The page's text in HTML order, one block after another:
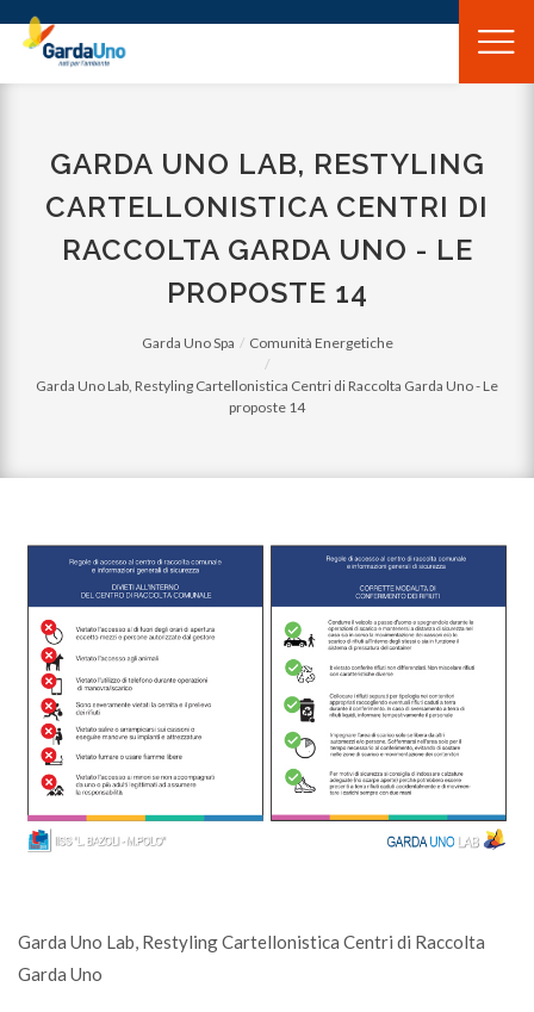
Gardauno
Spa
GARDA UNO LAB, RESTYLING
CARTELLONISTICA CENTRI DI
RACCOLTA GARDA UNO - LE
PROPOSTE 14
Garda Uno Spa Comunità Energetiche
Garda Uno Lab, Restyling Cartellonistica Centri di Raccolta Garda Uno - Le
proposte 14
Garda Uno Lab, Restyling Cartellonistica Centri di Raccolta
Garda Uno